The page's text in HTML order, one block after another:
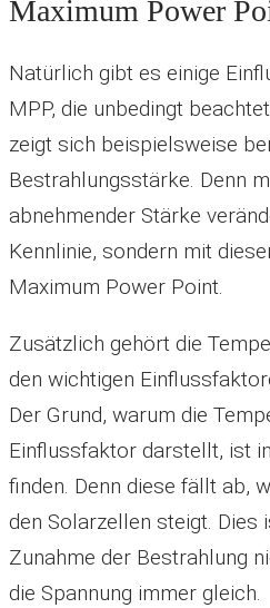
Maximum Power
Natürlich gibt es einige
MPP, die unbedingt
zeigt sich beispielsweise
Bestrahlungsstärke. Denn
abnehmender Stärke
Kennlinie, sondern mit
Maximum Power Point.
Zusätzlich gehört die
den wichtigen
Der Grund, warum die
Einflussfaktor darstellt, ist
finden. Denn diese fällt ab,
den Solarzellen steigt. Dies
Zunahme der Bestrahlung
die Spannung immer gleich.